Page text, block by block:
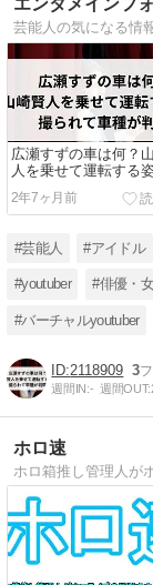
エンタメインフォ
芸能人の気になる情
広瀬すずの車は何？
人を乗せて運転する
られて車種が判明
2年7ヶ月前
#芸能人 #アイドル
#youtuber #俳優・
#バーチャルyoutuber
2118909 3
週間IN:- 週間OUT:
ホロ速
ホロ箱推し管理人が